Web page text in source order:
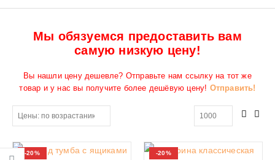
Мы обязуемся предоставить вам
самую низкую цену!
Вы нашли цену дешевле? Отправьте нам ссылку на тот же
товар и у нас вы получите более дешёвую цену! Отправить!
-20% -20%